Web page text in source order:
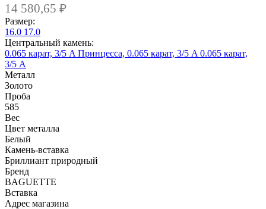
14 580,65 ₽
Размер:
16.0 17.0
Центральный камень:
0.065 карат, 3/5 A Принцесса, 0.065 карат, 3/5 A 0.065 карат,
3/5 А
Металл
Золото
Проба
585
Вес
Цвет металла
Белый
Камень-вставка
Бриллиант природный
Бренд
BAGUETTE
Вcтавка
Адрес магазина